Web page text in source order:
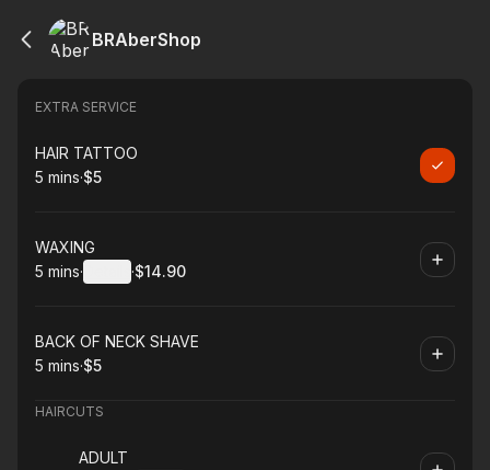
BRAberShop
EXTRA SERVICE
Book
HAIR TATTOO
. Duration
5 mins·
.Price
$5
Book
WAXING
. Duration:
5 mins· ·
. Price
$14.90
Book
BACK OF NECK SHAVE
. Duration
5 mins·
.Price
$5
HAIRCUTS
Book
ADULT